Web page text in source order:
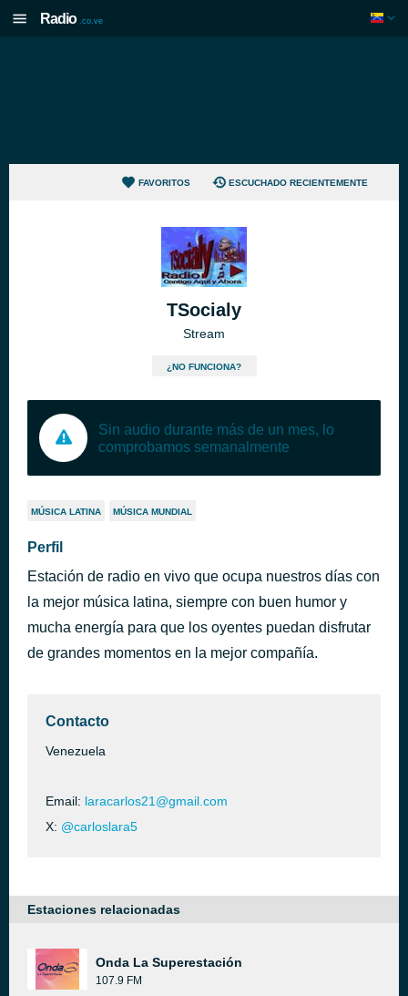
Radio .co.ve
FAVORITOS ESCUCHADO RECIENTEMENTE
TSocialy
Stream
¿NO FUNCIONA?
Sin audio durante más de un mes, lo
comprobamos semanalmente
MÚSICA LATINA MÚSICA MUNDIAL
Perfil
Estación de radio en vivo que ocupa nuestros días con
la mejor música latina, siempre con buen humor y
mucha energía para que los oyentes puedan disfrutar
de grandes momentos en la mejor compañía.
Contacto
Venezuela
Email: laracarlos21@gmail.com
X: @carloslara5
Estaciones relacionadas
Onda La Superestación
107.9 FM